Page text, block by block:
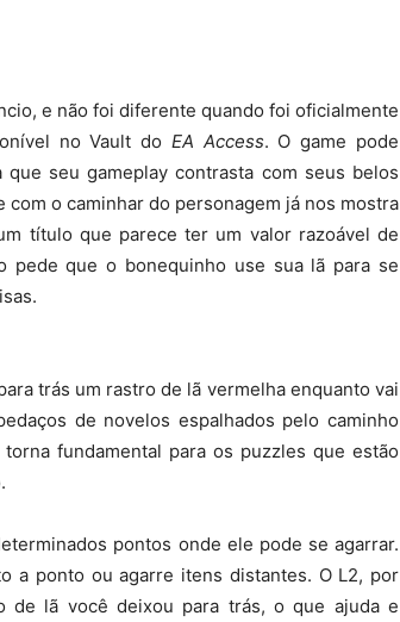
e não foi diferente quando foi oficialmente
no Vault do EA Access. O game pode
seu gameplay contrasta com seus belos
o caminhar do personagem já nos mostra
título que parece ter um valor razoável de
pede que o bonequinho use sua lã para se
trás um rastro de lã vermelha enquanto vai
de novelos espalhados pelo caminho
fundamental para os puzzles que estão
pontos onde ele pode se agarrar.
a ponto ou agarre itens distantes. O L2, por
de lã você deixou para trás, o que ajuda e